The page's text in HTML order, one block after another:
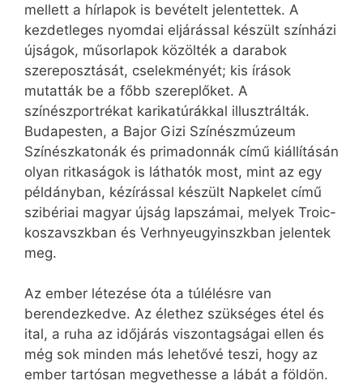
mellett a hírlapok is bevételt jelentettek. A
kezdetleges nyomdai eljárással készült színházi
újságok, műsorlapok közölték a darabok
szereposztását, cselekményét; kis írások
mutatták be a főbb szereplőket. A
színészportrékat karikatúrákkal illusztrálták.
Budapesten, a Bajor Gizi Színészmúzeum
Színészkatonák és primadonnák című kiállításán
olyan ritkaságok is láthatók most, mint az egy
példányban, kézírással készült Napkelet című
szibériai magyar újság lapszámai, melyek Troic-
koszavszkban és Verhnyeugyinszkban jelentek
meg.
Az ember létezése óta a túlélésre van
berendezkedve. Az élethez szükséges étel és
ital, a ruha az időjárás viszontagságai ellen és
még sok minden más lehetővé teszi, hogy az
ember tartósan megvethesse a lábát a földön.